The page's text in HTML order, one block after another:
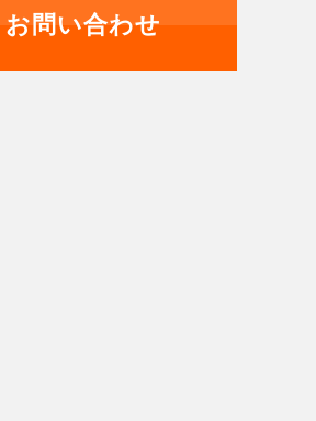
お問い合わせ